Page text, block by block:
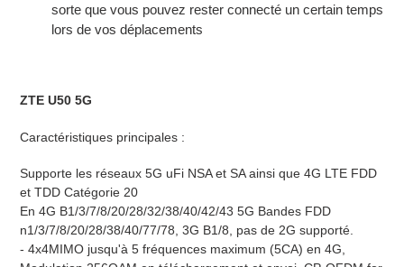
sorte que vous pouvez rester connecté un certain temps
lors de vos déplacements
ZTE U50 5G
Caractéristiques principales :
Supporte les réseaux 5G uFi NSA et SA ainsi que 4G LTE FDD
et TDD Catégorie 20
En 4G B1/3/7/8/20/28/32/38/40/42/43 5G Bandes FDD
n1/3/7/8/20/28/38/40/77/78, 3G B1/8, pas de 2G supporté.
- 4x4MIMO jusqu'à 5 fréquences maximum (5CA) en 4G,